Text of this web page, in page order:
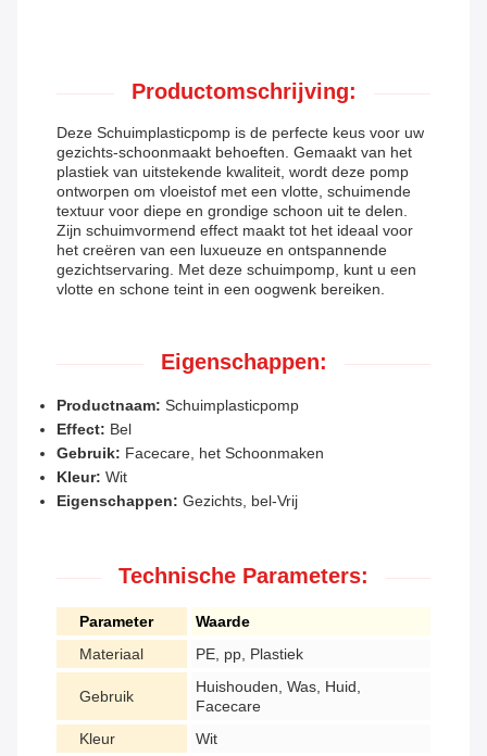
Productomschrijving:
Deze Schuimplasticpomp is de perfecte keus voor uw
gezichts-schoonmaakt behoeften. Gemaakt van het
plastiek van uitstekende kwaliteit, wordt deze pomp
ontworpen om vloeistof met een vlotte, schuimende
textuur voor diepe en grondige schoon uit te delen.
Zijn schuimvormend effect maakt tot het ideaal voor
het creëren van een luxueuze en ontspannende
gezichtservaring. Met deze schuimpomp, kunt u een
vlotte en schone teint in een oogwenk bereiken.
Eigenschappen:
Productnaam: Schuimplasticpomp
Effect: Bel
Gebruik: Facecare, het Schoonmaken
Kleur: Wit
Eigenschappen: Gezichts, bel-Vrij
Technische Parameters:
Parameter
Waarde
Materiaal
PE, pp, Plastiek
Gebruik
Huishouden, Was, Huid,
Facecare
Kleur
Wit